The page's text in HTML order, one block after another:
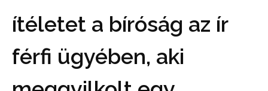
ítéletet a bíróság az ír
férfi ügyében, aki